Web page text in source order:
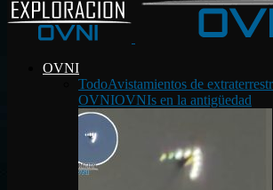
OVNI
TodoAvistamientos de
OVNIOVNIs en la antigüedad